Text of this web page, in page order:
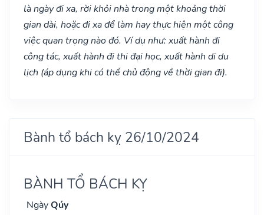
là ngày đi xa, rời khỏi nhà trong một khoảng thời
gian dài, hoặc đi xa để làm hay thực hiện một công
việc quan trọng nào đó. Ví dụ như: xuất hành đi
công tác, xuất hành đi thi đại học, xuất hành di du
lịch (áp dụng khi có thể chủ động về thời gian đi).
Bành tổ bách kỵ 26/10/2024
BÀNH TỔ BÁCH KỴ
NgàyQúy